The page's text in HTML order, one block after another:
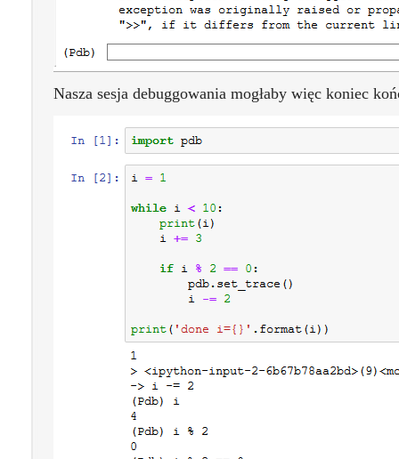
Nasza sesja debuggowania mogłaby więc koniec